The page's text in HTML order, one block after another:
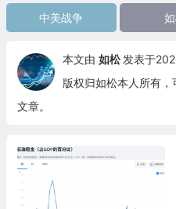
中美战争
本文由 如松 发表于
版权归如松本人所有
文章。